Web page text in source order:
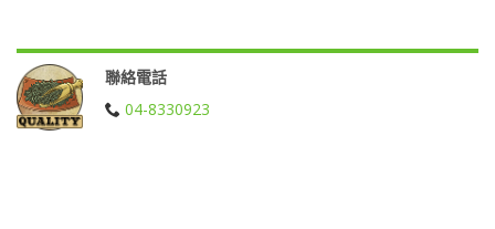
聯絡電話
04-8330923